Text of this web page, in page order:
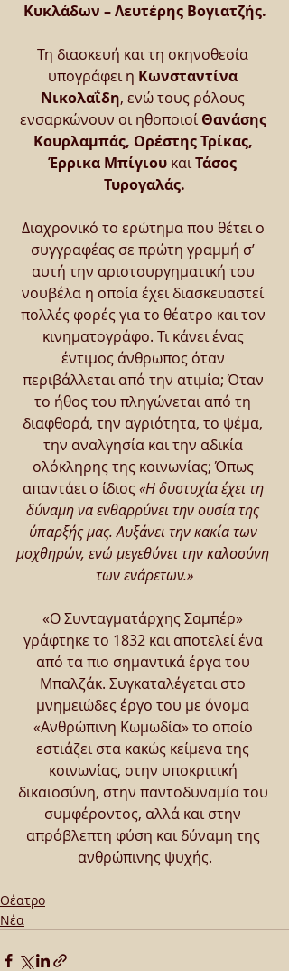
Κυκλάδων – Λευτέρης Βογιατζής.
Τη διασκευή και τη σκηνοθεσία
υπογράφει η Κωνσταντίνα
Νικολαΐδη, ενώ τους ρόλους
ενσαρκώνουν οι ηθοποιοί Θανάσης
Κουρλαμπάς, Ορέστης Τρίκας,
Έρρικα Μπίγιου και Τάσος
Τυρογαλάς.
Διαχρονικό το ερώτημα που θέτει ο
συγγραφέας σε πρώτη γραμμή σ’
αυτή την αριστουργηματική του
νουβέλα η οποία έχει διασκευαστεί
πολλές φορές για το θέατρο και τον
κινηματογράφο. Τι κάνει ένας
έντιμος άνθρωπος όταν
περιβάλλεται από την ατιμία; Όταν
το ήθος του πληγώνεται από τη
διαφθορά, την αγριότητα, το ψέμα,
την αναλγησία και την αδικία
ολόκληρης της κοινωνίας; Όπως
απαντάει ο ίδιος «Η δυστυχία έχει τη
δύναμη να ενθαρρύνει την ουσία της
ύπαρξής μας. Αυξάνει την κακία των
μοχθηρών, ενώ μεγεθύνει την καλοσύνη
των ενάρετων.»
«Ο Συνταγματάρχης Σαμπέρ»
γράφτηκε το 1832 και αποτελεί ένα
από τα πιο σημαντικά έργα του
Μπαλζάκ. Συγκαταλέγεται στο
μνημειώδες έργο του με όνομα
«Ανθρώπινη Κωμωδία» το οποίο
εστιάζει στα κακώς κείμενα της
κοινωνίας, στην υποκριτική
δικαιοσύνη, στην παντοδυναμία του
συμφέροντος, αλλά και στην
απρόβλεπτη φύση και δύναμη της
ανθρώπινης ψυχής.
Θέατρο
Νέα